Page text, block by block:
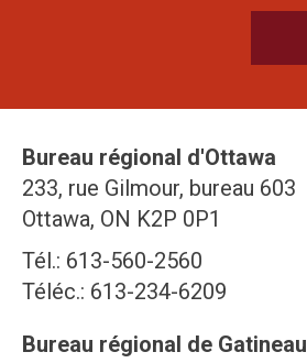
Bureau régional d'Ottawa
233, rue Gilmour, bureau 603
Ottawa, ON K2P 0P1
Tél.: 613-560-2560
Téléc.: 613-234-6209
Bureau régional de Gatineau